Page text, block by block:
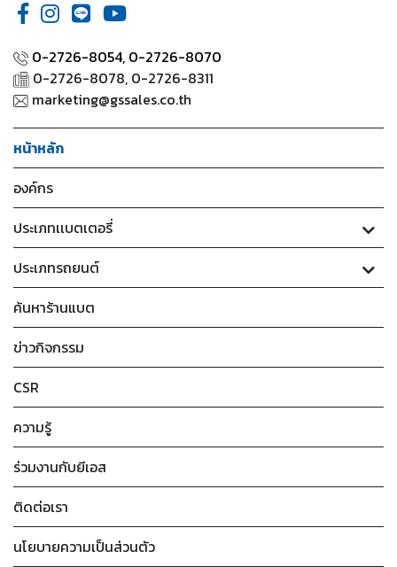
0-2726-8054, 0-2726-8070
0-2726-8078, 0-2726-8311
marketing@gssales.co.th
หน้าหลัก
องค์กร
ประเภทเเบตเตอรี่
ประเภทรถยนต์
ค้นหาร้านแบต
ข่าวกิจกรรม
CSR
ความรู้
ร่วมงานกับยีเอส
ติดต่อเรา
นโยบายความเป็นส่วนตัว